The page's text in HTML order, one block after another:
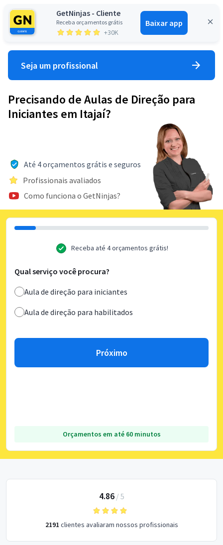
GetNinjas - Cliente
Receba orçamentos grátis
+30K
Baixar app
Entrar
Seja um profissional
Precisando de Aulas de Direção para
Iniciantes em Itajaí?
Até 4 orçamentos grátis e seguros
Profissionais avaliados
Como funciona o GetNinjas?
Receba até 4 orçamentos grátis!
Qual serviço você procura?
Aula de direção para iniciantes
Aula de direção para habilitados
Próximo
Orçamentos em até 60 minutos
4.86/ 5
2191 clientes avaliaram nossos profissionais